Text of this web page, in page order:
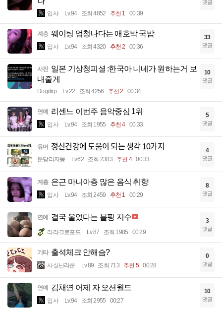
입사 Lv.94 조회 4852 추천 1 00:39
댓글
계층 웨이팅 엄청나다는 애호박 국밥
입사 Lv.94 조회 4320 추천 2 00:36
33
댓글
사진 일본 기상청피셜 :한국아 니네가 원하는거 보
내줄게
Dogdrip Lv.22 조회 4256 추천 2 00:34
10
댓글
연예 리센느 이번주 음악중심 1위
입사 Lv.94 조회 1955 추천 4 00:33
5
댓글
유머 정신건강에 도움이 되는 생각 10가지
분당리자몽 Lv.62 조회 2383 추천 4 00:33
4
댓글
계층 은근 마니아층 많은 음식 취향
입사 Lv.94 조회 2459 추천 1 00:29
8
댓글
연예 결국 울었다는 블핑 지수
라라크로포드 Lv.87 조회 1985 00:29
3
댓글
기타 출석체크 안해슴?
사실난라쿤 Lv.89 조회 713 추천 5 00:28
0
댓글
연예 김채연 어제 자 오션월드
입사 Lv.94 조회 2955 00:27
10
댓글